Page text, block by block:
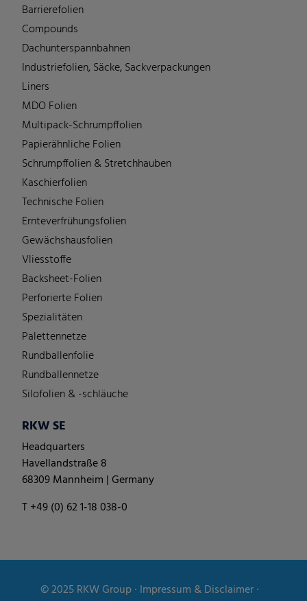
Barrierefolien
Compounds
Dachunterspannbahnen
Industriefolien, Säcke, Sackverpackungen
Liners
MDO Folien
Multipack-Schrumpffolien
Papierähnliche Folien
Schrumpffolien & Stretchhauben
Kaschierfolien
Technische Folien
Ernteverfrühungsfolien
Gewächshausfolien
Vliesstoffe
Backsheet-Folien
Perforierte Folien
Spezialitäten
Palettennetze
Rundballenfolie
Rundballennetze
Silofolien & -schläuche
RKW SE
Headquarters
Havellandstraße 8
68309 Mannheim | Germany
T +49 (0) 62 1-18 038-0
© 2025RKW Group∙ Impressum & Disclaimer∙